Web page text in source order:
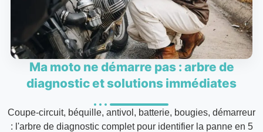
Ma moto ne démarre pas : arbre de
diagnostic et solutions immédiates
Coupe-circuit, béquille, antivol, batterie, bougies, démarreur
: l'arbre de diagnostic complet pour identifier la panne en 5